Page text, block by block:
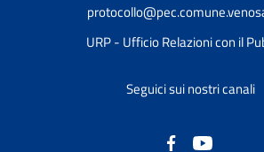
URP - Ufficio Relazioni con il
Seguici sui nostri canali